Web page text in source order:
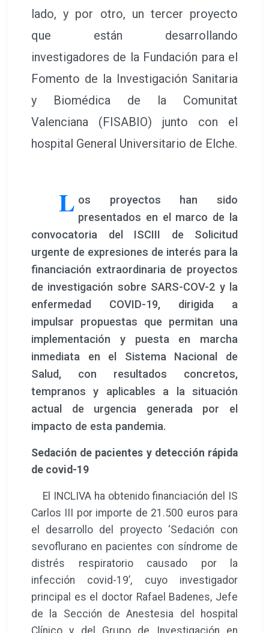
lado, y por otro, un tercer proyecto
que están desarrollando
investigadores de la Fundación para el
Fomento de la Investigación Sanitaria
y Biomédica de la Comunitat
Valenciana (FISABIO) junto con el
hospital General Universitario de Elche.
L os proyectos han sido
presentados en el marco de la
convocatoria del ISCIII de Solicitud
urgente de expresiones de interés para la
financiación extraordinaria de proyectos
de investigación sobre SARS-COV-2 y la
enfermedad COVID-19, dirigida a
impulsar propuestas que permitan una
implementación y puesta en marcha
inmediata en el Sistema Nacional de
Salud, con resultados concretos,
tempranos y aplicables a la situación
actual de urgencia generada por el
impacto de esta pandemia.
Sedación de pacientes y detección rápida
de covid-19
El INCLIVA ha obtenido financiación del IS
Carlos III por importe de 21.500 euros para
el desarrollo del proyecto ‘Sedación con
sevoflurano en pacientes con síndrome de
distrés respiratorio causado por la
infección covid-19’, cuyo investigador
principal es el doctor Rafael Badenes, Jefe
de la Sección de Anestesia del hospital
Clínico y del Grupo de Investigación en